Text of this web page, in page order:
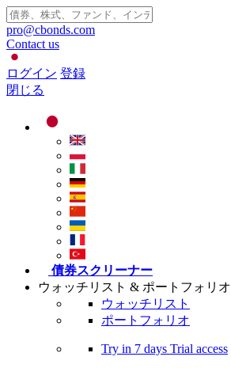
pro@cbonds.com
Contact us
ログイン 登録
閉じる
債券スクリーナー
ウォッチリスト & ポートフォリオ
ウォッチリスト
ポートフォリオ
Try in 7 days Trial access